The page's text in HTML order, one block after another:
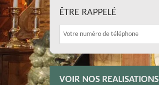
ÊTRE RAPPELÉ
VOIR NOS REALISATIONS